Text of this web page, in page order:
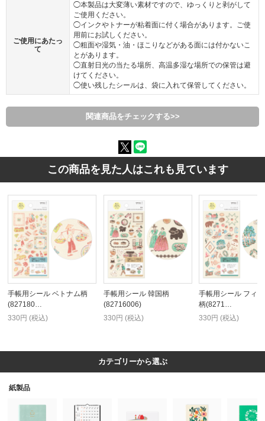
ご使用にあたっ
て
◯本製品は大変薄い素材ですので、ゆっくりと剥がして
ご使用ください。
◯インクやトナーが粘着面に付く場合があります。ご使
用前にお試しください。
◯粗面や湿気・油・ほこりなどがある面には付かないこ
とがあります。
◯直射日光の当たる場所、高温多湿な場所での保管は避
けてください。
◯使い残したシールは、袋に入れて保管してください。
関連商品をチェックする>>
この商品を見た人はこれも見ています
手帳用シール ベトナム柄
(827180…
330円 (税込)
手帳用シール 韓国柄
(82716006)
330円 (税込)
手帳用シール フィ
柄(8271…
330円 (税込)
カテゴリーから選ぶ
紙製品